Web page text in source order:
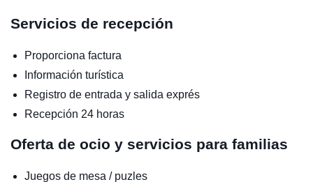
Servicios de recepción
Proporciona factura
Información turística
Registro de entrada y salida exprés
Recepción 24 horas
Oferta de ocio y servicios para familias
Juegos de mesa / puzles